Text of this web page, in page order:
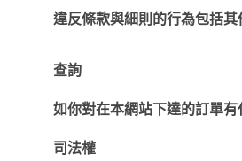
違反條款與細則的行為包括
查詢
如你對在本網站下達的訂單
司法權